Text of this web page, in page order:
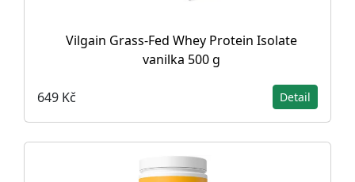
Vilgain Grass-Fed Whey Protein Isolate
vanilka 500 g
649 Kč Detail